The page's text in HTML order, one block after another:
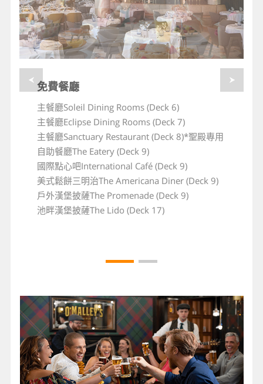
免費餐廳
主餐廳Soleil Dining Rooms (Deck 6)
主餐廳Eclipse Dining Rooms (Deck 7)
主餐廳Sanctuary Restaurant (Deck 8)*聖殿專用
自助餐廳The Eatery (Deck 9)
國際點心吧International Café (Deck 9)
美式鬆餅三明治The Americana Diner (Deck 9)
戶外漢堡披薩The Promenade (Deck 9)
池畔漢堡披薩The Lido (Deck 17)
免費餐廳
主餐廳Soleil Dining Rooms (Deck 6)
主餐廳Eclipse Dining Rooms (Deck 7)
主餐廳Sanctuary Restaurant (Deck 8)*聖殿專用
自助餐廳The Eatery (Deck 9)
國際點心吧International Café (Deck 9)
美式鬆餅三明治The Americana Diner (Deck 9)
戶外漢堡披薩The Promenade (Deck 9)
池畔漢堡披薩The Lido (Deck 17)